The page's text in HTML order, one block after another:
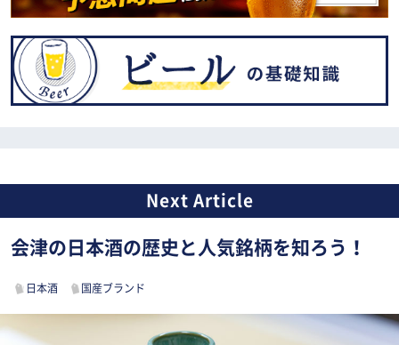
会津の日本酒の歴史と人気銘柄を知ろう！
日本酒 国産ブランド